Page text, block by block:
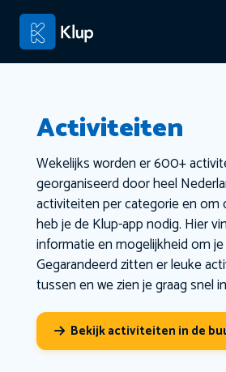
Activiteiten
Wekelijks worden er 600+
georganiseerd door heel
activiteiten per categorie en om
heb je de Klup-app nodig. Hier
informatie en mogelijkheid om
Gegarandeerd zitten er leuke
tussen en we zien je graag snel
Bekijk activiteiten in de